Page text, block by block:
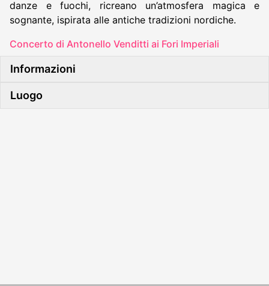
danze e fuochi, ricreano un’atmosfera magica e
sognante, ispirata alle antiche tradizioni nordiche.
Concerto di Antonello Venditti ai Fori Imperiali
Informazioni
Luogo